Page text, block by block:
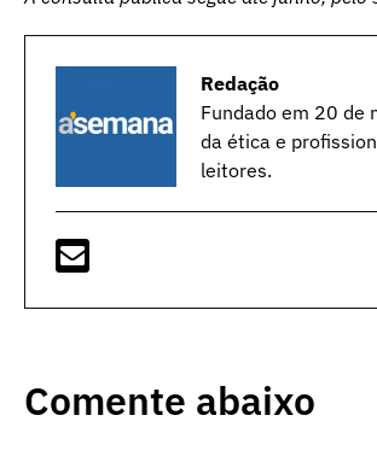
Redação
Fundado em 20 de
da ética e
leitores.
Comente abaixo